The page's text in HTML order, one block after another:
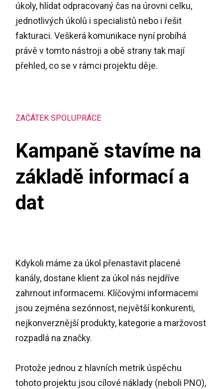
úkoly, hlídat odpracovaný čas na úrovni celku,
jednotlivých úkolů i specialistů nebo i řešit
fakturaci. Veškerá komunikace nyní probíhá
právě v tomto nástroji a obě strany tak mají
přehled, co se v rámci projektu děje.
ZAČÁTEK SPOLUPRÁCE
Kampaně stavíme na
základě informací a
dat
Kdykoli máme za úkol přenastavit placené
kanály, dostane klient za úkol nás nejdříve
zahrnout informacemi. Klíčovými informacemi
jsou zejména sezónnost, největší konkurenti,
nejkonverznější produkty, kategorie a maržovost
rozpadlá na značky.
Protože jednou z hlavních metrik úspěchu
tohoto projektu jsou cílové náklady (neboli PNO),